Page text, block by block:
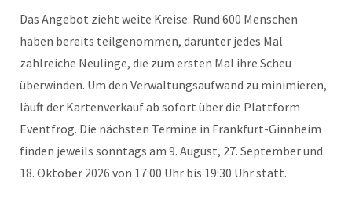
Das Angebot zieht weite Kreise: Rund 600 Menschen
haben bereits teilgenommen, darunter jedes Mal
zahlreiche Neulinge, die zum ersten Mal ihre Scheu
überwinden. Um den Verwaltungsaufwand zu minimieren,
läuft der Kartenverkauf ab sofort über die Plattform
Eventfrog. Die nächsten Termine in Frankfurt-Ginnheim
finden jeweils sonntags am 9. August, 27. September und
18. Oktober 2026 von 17:00 Uhr bis 19:30 Uhr statt.